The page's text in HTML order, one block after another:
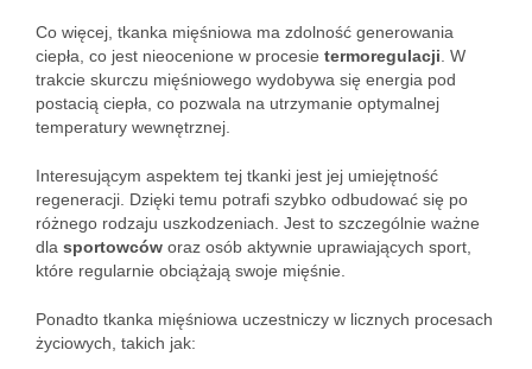
Co więcej, tkanka mięśniowa ma zdolność generowania
ciepła, co jest nieocenione w procesie termoregulacji . W
trakcie skurczu mięśniowego wydobywa się energia pod
postacią ciepła, co pozwala na utrzymanie optymalnej
temperatury wewnętrznej.
Interesującym aspektem tej tkanki jest jej umiejętność
regeneracji. Dzięki temu potrafi szybko odbudować się po
różnego rodzaju uszkodzeniach. Jest to szczególnie ważne
dla sportowców oraz osób aktywnie uprawiających sport,
które regularnie obciążają swoje mięśnie.
Ponadto tkanka mięśniowa uczestniczy w licznych procesach
życiowych, takich jak: